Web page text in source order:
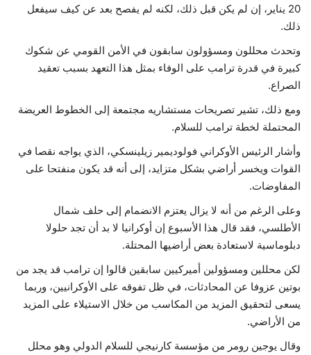
20 يناير، إن لم يكن قبل ذلك، لكنه لم يفصح بعد عن كيف سيفعل
ذلك.
وتحدث محللون ومسؤولون سابقون في الأمن القومي عن شكوك
كبيرة في قدرة ترامب على الوفاء بمثل هذا التعهد بسبب تعقيد
الصراع.
ومع ذلك، تشير تصريحات مستشاريه مجتمعة إلى الخطوط العريضة
المحتملة لخطة ترامب للسلام.
وأشار الرئيس الأوكراني فولوديمير زيلينسكي، الذي يواجه نقصا في
القوات ويخسر أراضي بشكل متزايد، إلى أنه قد يكون منفتحا على
المفاوضات.
وعلى الرغم من أنه لا يزال يعتزم الانضمام إلى حلف شمال
الأطلسي، فقد قال هذا الأسبوع إن أوكرانيا لا بد أن تجد حلولا
دبلوماسية لاستعادة بعض أراضيها المحتلة.
لكن محللين ومسؤولين أميركيين سابقين قالوا إن ترامب قد يجد من
بوتين عزوفا عن المحادثات، في ظل تفوقه على الأوكرانيين، وربما
يسعى لتحقيق المزيد من المكاسب من خلال الاستيلاء على المزيد
من الأراضي.
وقال يوجين رومر من مؤسسة كارنيجي للسلام الدولي وهو محلل